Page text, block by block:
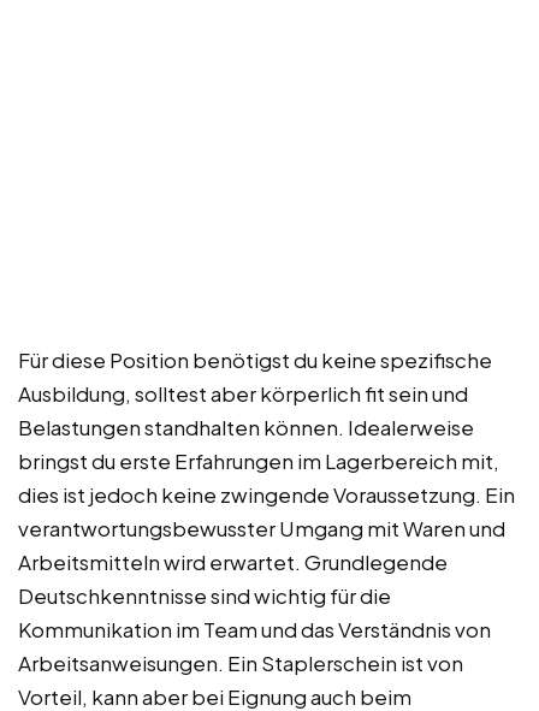
Für diese Position benötigst du keine spezifische
Ausbildung, solltest aber körperlich fit sein und
Belastungen standhalten können. Idealerweise
bringst du erste Erfahrungen im Lagerbereich mit,
dies ist jedoch keine zwingende Voraussetzung. Ein
verantwortungsbewusster Umgang mit Waren und
Arbeitsmitteln wird erwartet. Grundlegende
Deutschkenntnisse sind wichtig für die
Kommunikation im Team und das Verständnis von
Arbeitsanweisungen. Ein Staplerschein ist von
Vorteil, kann aber bei Eignung auch beim